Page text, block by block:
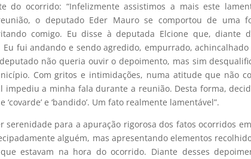
do ocorrido: “Infelizmente assistimos a mais este
o deputado Eder Mauro se comportou de uma
comigo. Eu disse à deputada Elcione que, diante
fui andando e sendo agredido, empurrado,
não queria ouvir o depoimento, mas sim
Com gritos e intimidações, numa atitude que não
a minha fala durante a reunião. Desta forma,
e ‘bandido’. Um fato realmente lamentável”.
para a apuração rigorosa dos fatos ocorridos
alguém, mas apresentando elementos
estavam na hora do ocorrido. Diante desses